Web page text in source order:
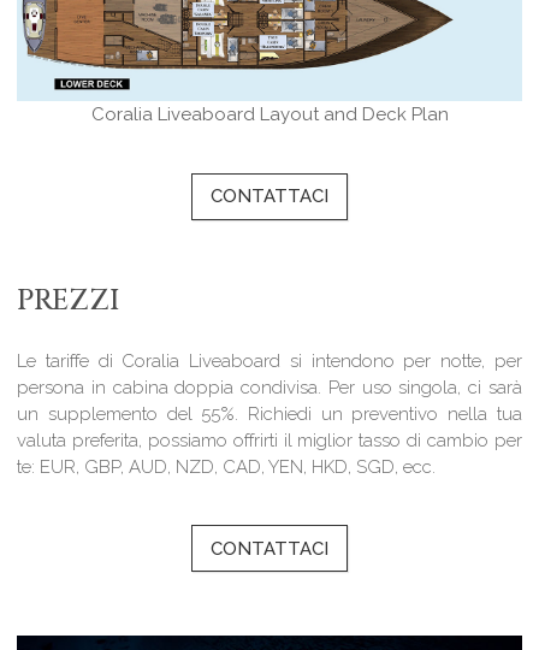
Coralia Liveaboard Layout and Deck Plan
CONTATTACI
PREZZI
Le tariffe di Coralia Liveaboard si intendono per notte, per
persona in cabina doppia condivisa. Per uso singola, ci sarà
un supplemento del 55%. Richiedi un preventivo nella tua
valuta preferita, possiamo offrirti il miglior tasso di cambio per
te: EUR, GBP, AUD, NZD, CAD, YEN, HKD, SGD, ecc.
CONTATTACI